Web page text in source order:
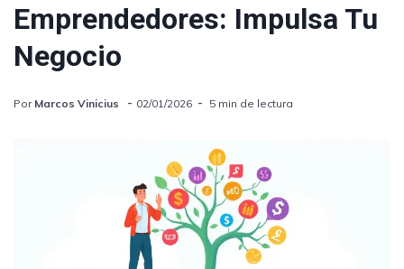
Emprendedores: Impulsa Tu
Negocio
Por Marcos Vinicius 02/01/2026 5 min de lectura